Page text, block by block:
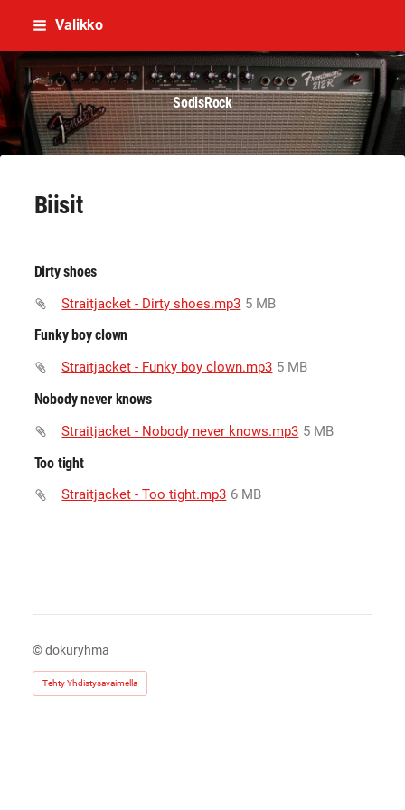
Siirry
sisältöön
Valikko
SodisRock
Biisit
Dirty shoes
Straitjacket - Dirty shoes.mp3 5 MB
Funky boy clown
Straitjacket - Funky boy clown.mp3 5 MB
Nobody never knows
Straitjacket - Nobody never knows.mp3 5 MB
Too tight
Straitjacket - Too tight.mp3 6 MB
©dokuryhma
Tehty Yhdistysavaimella